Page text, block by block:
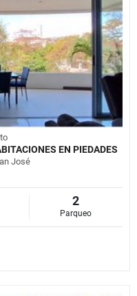
EN PIEDADES
José
2
Parqueo